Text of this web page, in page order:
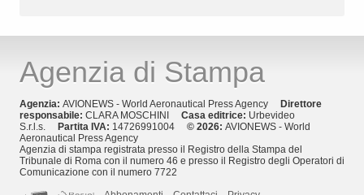
Agenzia di Stampa
Agenzia: AVIONEWS - World Aeronautical Press Agency Direttore
responsabile: CLARA MOSCHINI Casa editrice: Urbevideo
S.r.l.s. Partita IVA: 14726991004 © 2026: AVIONEWS - World
Aeronautical Press Agency
Agenzia di stampa registrata presso il Registro della Stampa del
Tribunale di Roma con il numero 46 e presso il Registro degli Operatori di
Comunicazione con il numero 7722